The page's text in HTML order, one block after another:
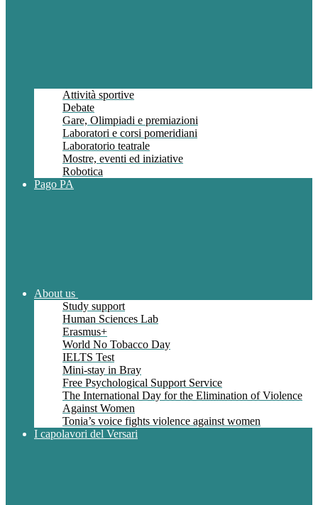
Attività sportive
Debate
Gare, Olimpiadi e premiazioni
Laboratori e corsi pomeridiani
Laboratorio teatrale
Mostre, eventi ed iniziative
Robotica
Pago PA
About us
Study support
Human Sciences Lab
Erasmus+
World No Tobacco Day
IELTS Test
Mini-stay in Bray
Free Psychological Support Service
The International Day for the Elimination of Violence
Against Women
Tonia’s voice fights violence against women
I capolavori del Versari